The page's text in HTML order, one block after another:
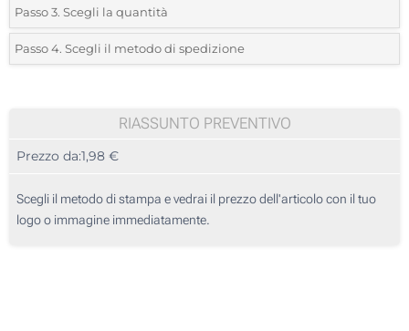
*Seleziona la posizione di stampa e il colore del vostro logo:
1 Colore (Davanti)
3 Colori (Davanti)
Ricamo (Davanti)
Passo 3. Scegli la quantità
*Quantità desiderata:
50
125
250
Passo 4. Scegli il metodo di spedizione
RIASSUNTO PREVENTIVO
Prezzo da:1,98 €
Scegli il metodo di stampa e vedrai il prezzo dell'articolo con il tuo
logo o immagine immediatamente.